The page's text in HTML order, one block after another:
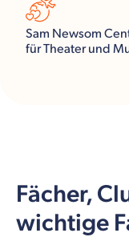
Sam Newsom
für Theater und
Fächer,
wichtige